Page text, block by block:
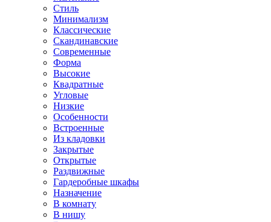
Стиль
Минимализм
Классические
Скандинавские
Современные
Форма
Высокие
Квадратные
Угловые
Низкие
Особенности
Встроенные
Из кладовки
Закрытые
Открытые
Раздвижные
Гардеробные шкафы
Назначение
В комнату
В нишу